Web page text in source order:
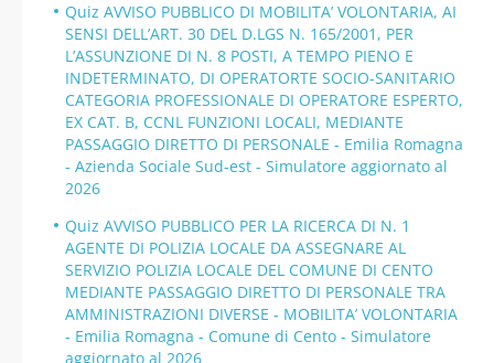
Quiz AVVISO PUBBLICO DI MOBILITA’ VOLONTARIA, AI
SENSI DELL’ART. 30 DEL D.LGS N. 165/2001, PER
L’ASSUNZIONE DI N. 8 POSTI, A TEMPO PIENO E
INDETERMINATO, DI OPERATORTE SOCIO-SANITARIO
CATEGORIA PROFESSIONALE DI OPERATORE ESPERTO,
EX CAT. B, CCNL FUNZIONI LOCALI, MEDIANTE
PASSAGGIO DIRETTO DI PERSONALE - Emilia Romagna
- Azienda Sociale Sud-est - Simulatore aggiornato al
2026
Quiz AVVISO PUBBLICO PER LA RICERCA DI N. 1
AGENTE DI POLIZIA LOCALE DA ASSEGNARE AL
SERVIZIO POLIZIA LOCALE DEL COMUNE DI CENTO
MEDIANTE PASSAGGIO DIRETTO DI PERSONALE TRA
AMMINISTRAZIONI DIVERSE - MOBILITA’ VOLONTARIA
- Emilia Romagna - Comune di Cento - Simulatore
aggiornato al 2026